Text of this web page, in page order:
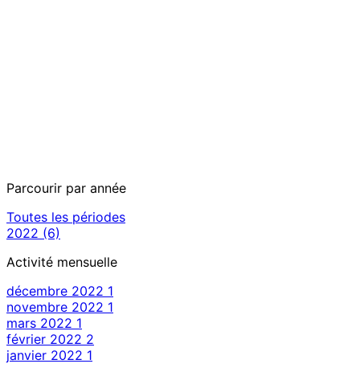
Parcourir par année
Toutes les périodes
2022 (6)
Activité mensuelle
décembre 2022 1
novembre 2022 1
mars 2022 1
février 2022 2
janvier 2022 1